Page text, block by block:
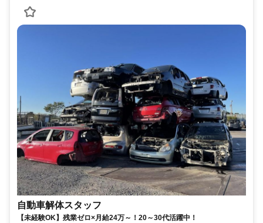
自動車解体スタッフ
【未経験OK】残業ゼロ×月給24万～！20～30代活躍中！